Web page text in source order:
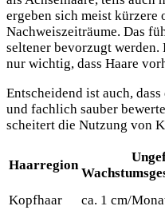
ergeben sich meist kürzere
Nachweiszeiträume. Das
seltener bevorzugt
nur wichtig, dass Haare
Entscheidend ist auch,
und fachlich sauber
scheitert die Nutzung von
Haarregion
Kopfhaar
ca. 1 cm/